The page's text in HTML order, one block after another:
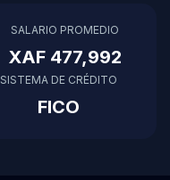
SALARIO PROMEDIO
XAF 477,992
SISTEMA DE CRÉDITO
FICO